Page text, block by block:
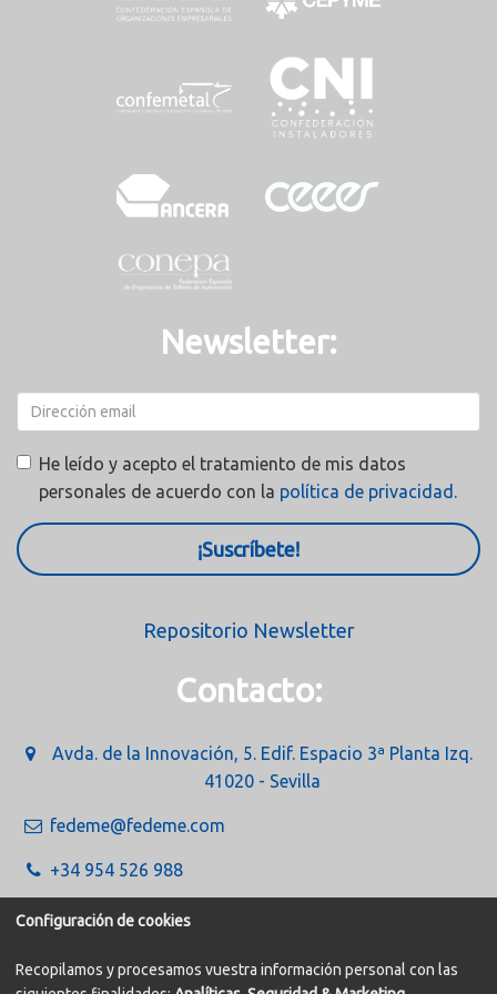
Newsletter:
He leído y acepto el tratamiento de mis datos
personales de acuerdo con la política de privacidad.
¡Suscríbete!
Repositorio Newsletter
Contacto:
Avda. de la Innovación, 5. Edif. Espacio 3ª Planta Izq.
41020 - Sevilla
fedeme@fedeme.com
+34 954 526 988
Configuración de cookies
Recopilamos y procesamos vuestra información personal con las